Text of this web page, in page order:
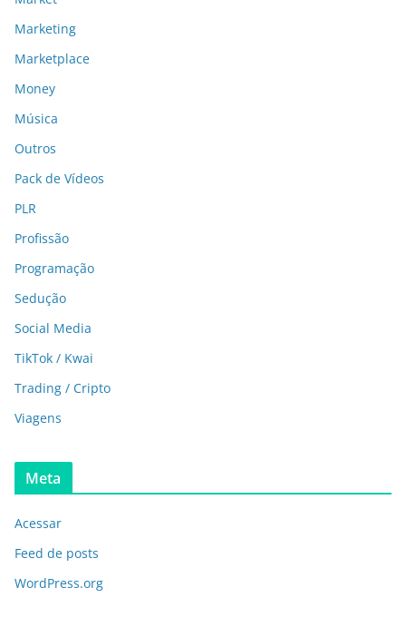
Marketing
Marketplace
Money
Música
Outros
Pack de Vídeos
PLR
Profissão
Programação
Sedução
Social Media
TikTok / Kwai
Trading / Cripto
Viagens
Meta
Acessar
Feed de posts
WordPress.org